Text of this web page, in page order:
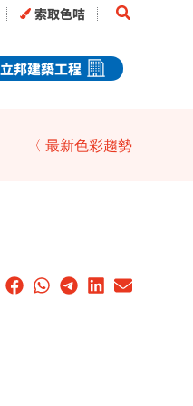
索取色咭 Search
立邦建築工程
〈 最新色彩趨勢